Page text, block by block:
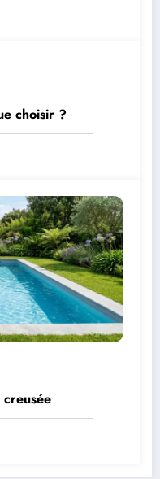
choisir ?